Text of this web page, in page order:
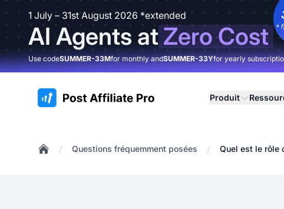
1 July – 31st August 2026 *extended
AI Agents atZero Cost +
Use codeSUMMER-33Mfor monthly andSUMMER-33Yfor yearly
:site.title Produit
/ Questions fréquemment posées / Quel est le rôle